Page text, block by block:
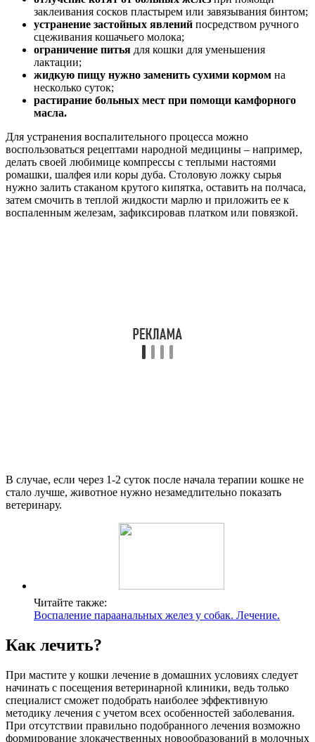
заклеивания сосков пластырем или завязывания бинтом;
устранение застойных явлений посредством ручного
сцеживания кошачьего молока;
ограничение питья для кошки для уменьшения
лактации;
жидкую пищу нужно заменить сухими кормом на
несколько суток;
растирание больных мест при помощи камфорного
масла.
Для устранения воспалительного процесса можно
воспользоваться рецептами народной медицины – например,
делать своей любимице компрессы с теплыми настоями
ромашки, шалфея или коры дуба. Столовую ложку сырья
нужно залить стаканом крутого кипятка, оставить на полчаса,
затем смочить в теплой жидкости марлю и приложить ее к
воспаленным железам, зафиксировав платком или повязкой.
В случае, если через 1-2 суток после начала терапии кошке не
стало лучше, животное нужно незамедлительно показать
ветеринару.
Читайте также:
Воспаление параанальных желез у собак. Лечение.
Как лечить?
При мастите у кошки лечение в домашних условиях следует
начинать с посещения ветеринарной клиники, ведь только
специалист сможет подобрать наиболее эффективную
методику лечения с учетом всех особенностей заболевания.
При отсутствии правильно подобранного лечения возможно
формирование злокачественных новообразований в молочных